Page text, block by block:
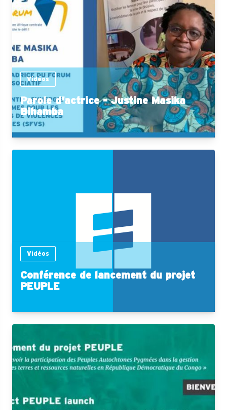
Vidéos
Parole d'actrice - Justine Masika
Bihamba
Vidéos
Conférence de lancement du projet
PEUPLE